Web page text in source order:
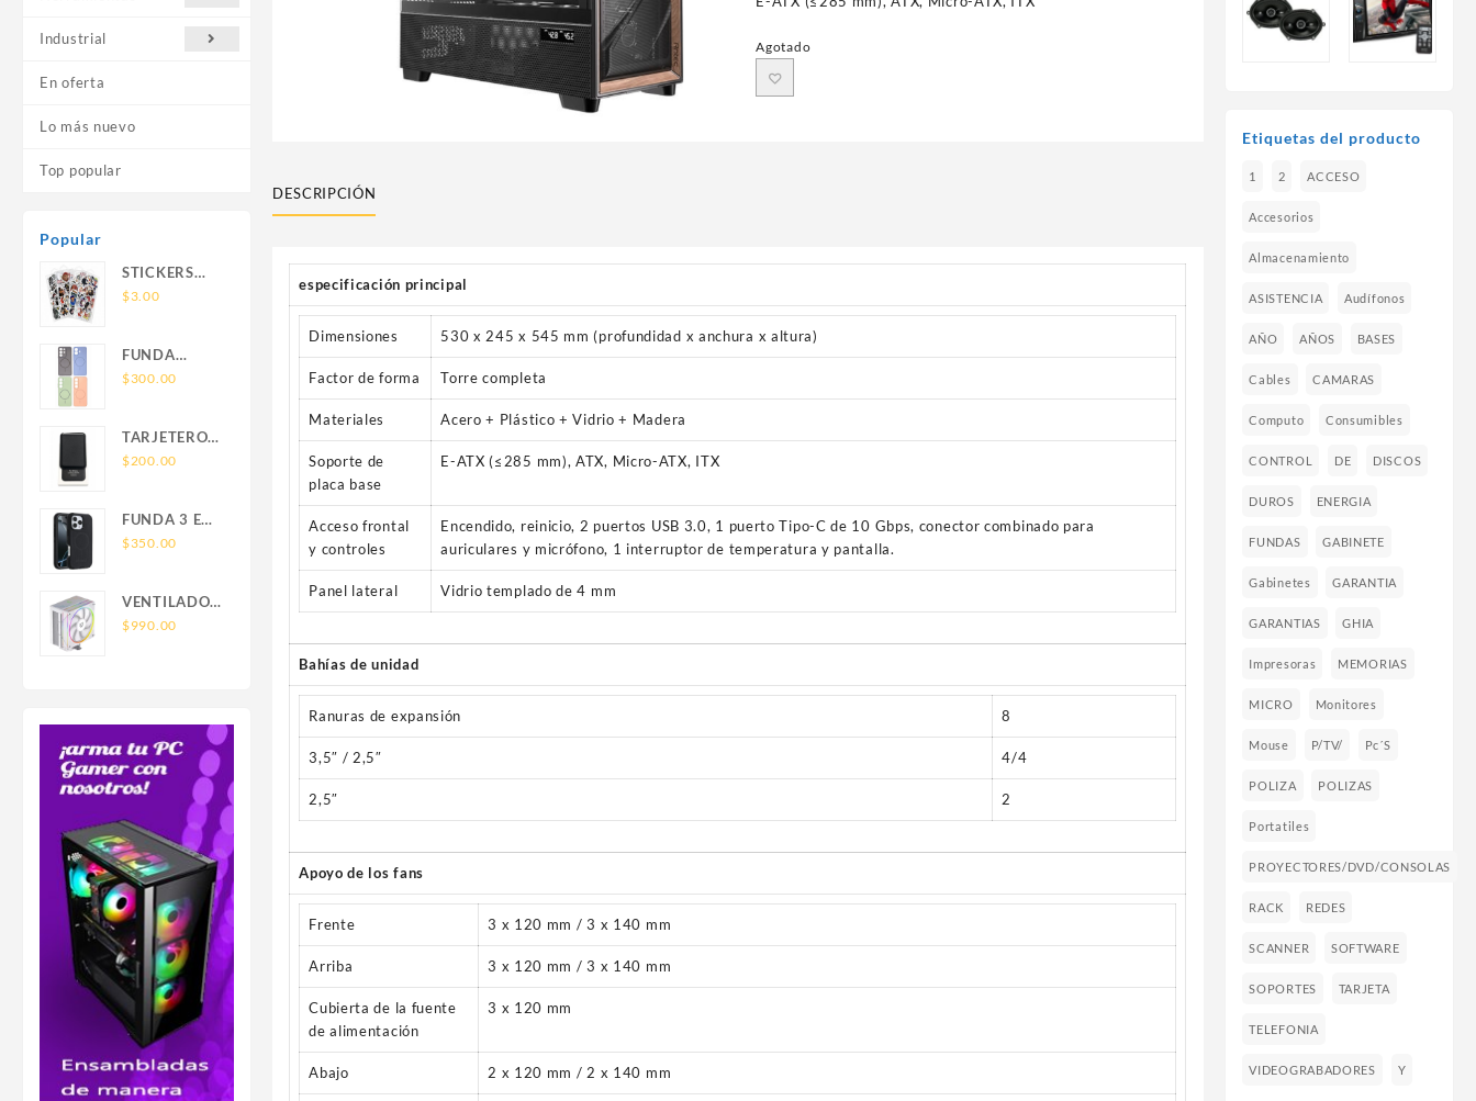
Industrial
En oferta
Lo más nuevo
Top popular
Popular
STICKERS
UNIVERSALES
$3.00
FUNDA
NOVA SAM
SIN SOPORTE
MAGNETICO
$300.00
TARJETERO
SIN SOPORTE
LEATHER
WALLET
$200.00
FUNDA 3 EN
1 TIPO
SAM S26
ULTRA
$350.00
VENTILADOR
P/CPU
HEX50,RGB,4
PIPAS,TDP
220W,AMD/INTEL,1*FAN
120MM,PWN
4 PIN+ARGB
3
PIN,BLANCO
$990.00
Agotado
DESCRIPCIÓN
especificación principal
Dimensiones 530 x 245 x 545 mm (profundidad x anchura x altura)
Factor de forma Torre completa
Materiales Acero + Plástico + Vidrio + Madera
Soporte de
placa base
E-ATX (≤285 mm), ATX, Micro-ATX, ITX
Acceso frontal
y controles
Encendido, reinicio, 2 puertos USB 3.0, 1 puerto Tipo-C de 10 Gbps, conector combinado para
auriculares y micrófono, 1 interruptor de temperatura y pantalla.
Panel lateral Vidrio templado de 4 mm
Bahías de unidad
Ranuras de expansión 8
3,5″ / 2,5″ 4/4
2,5″ 2
Apoyo de los fans
Frente 3 x 120 mm / 3 x 140 mm
Arriba 3 x 120 mm / 3 x 140 mm
Cubierta de la fuente
de alimentación
3 x 120 mm
Abajo 2 x 120 mm / 2 x 140 mm
Etiquetas del producto
1 2 ACCESO
Accesorios
Almacenamiento
ASISTENCIA Audífonos
AÑO AÑOS BASES
Cables CAMARAS
Computo Consumibles
CONTROL DE DISCOS
DUROS ENERGIA
FUNDAS GABINETE
Gabinetes GARANTIA
GARANTIAS GHIA
Impresoras MEMORIAS
MICRO Monitores
Mouse P/TV/ Pc´s
POLIZA POLIZAS
Portatiles
PROYECTORES/DVD/CONSOLAS
RACK REDES
SCANNER SOFTWARE
SOPORTES TARJETA
TELEFONIA
VIDEOGRABADORES Y